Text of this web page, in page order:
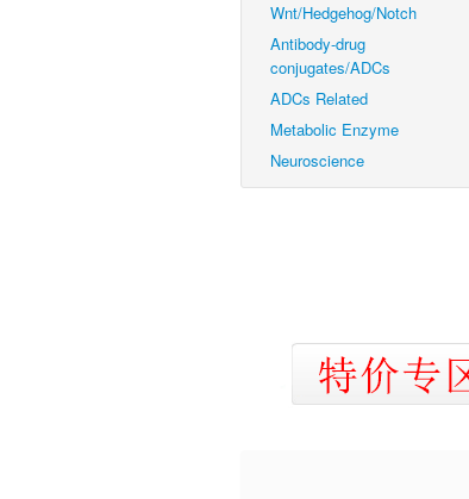
Wnt/Hedgehog/Notch
Antibody-drug
conjugates/ADCs
ADCs Related
Metabolic Enzyme
Neuroscience